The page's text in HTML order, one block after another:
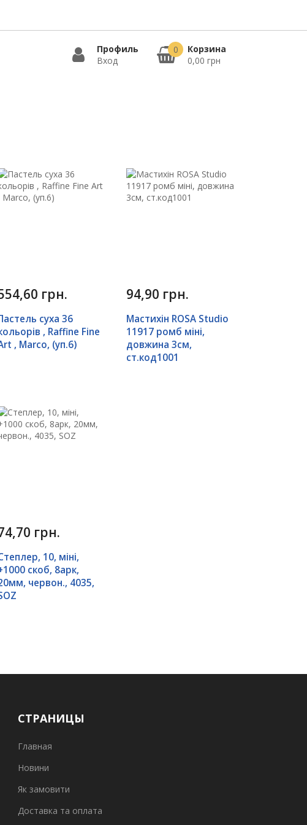
Профиль
Вход
Корзина
0,00 грн
0
грн.
суха 36
, Raffine Fine
, Marco, (уп.6)
94,90 грн.
Мастихін ROSA Studio
11917 ромб міні,
довжина 3см,
ст.код1001
грн.
10, мiнi,
скоб, 8арк,
червон., 4035,
СТРАНИЦЫ
Главная
Новини
Як замовити
Доставка та оплата